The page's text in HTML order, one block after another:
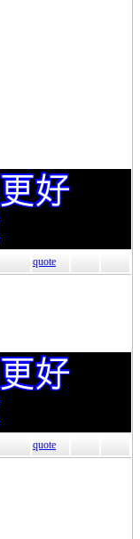
quote
quote